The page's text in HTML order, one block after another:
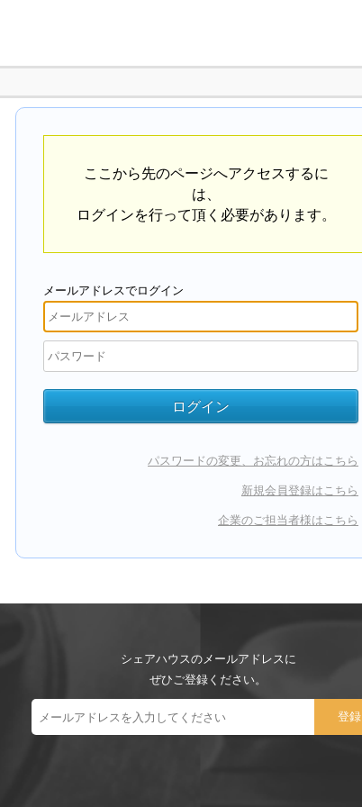
ここから先のページへアクセスするに
は、
ログインを行って頂く必要があります。
メールアドレスでログイン
パスワードの変更、お忘れの方はこちら
新規会員登録はこちら
企業のご担当者様はこちら
シェアハウスのメールアドレスに
ぜひご登録ください。